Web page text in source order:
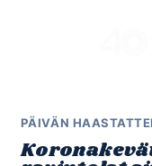
PÄIVÄN